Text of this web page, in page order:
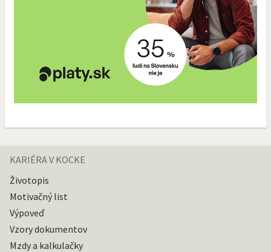
KARIÉRA V KOCKE
Životopis
Motivačný list
Výpoveď
Vzory dokumentov
Mzdy a kalkulačky